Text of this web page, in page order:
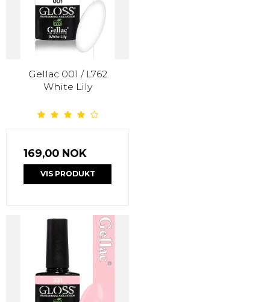
Gellac 001 / L762
White Lily
169,00 NOK
VIS PRODUKT